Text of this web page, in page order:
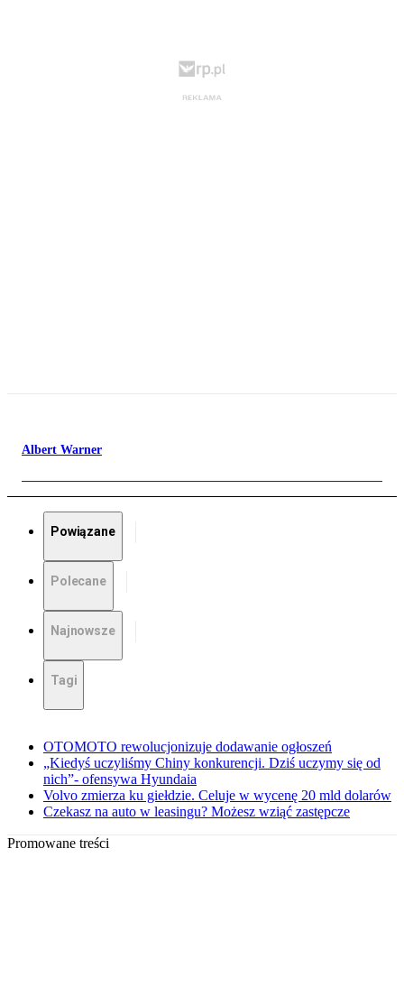
Albert Warner
Powiązane
Polecane
Najnowsze
Tagi
OTOMOTO rewolucjonizuje dodawanie ogłoszeń
„Kiedyś uczyliśmy Chiny konkurencji. Dziś uczymy się od
nich”- ofensywa Hyundaia
Volvo zmierza ku giełdzie. Celuje w wycenę 20 mld dolarów
Czekasz na auto w leasingu? Możesz wziąć zastępcze
Promowane treści